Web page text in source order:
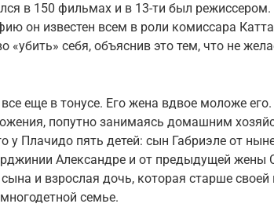
в 150 фильмах и в 13-ти был
он известен всем в роли комиссара
«убить» себя, объяснив это тем, что не
все еще в тонусе. Его жена вдвое моложе
попутно занимаясь домашним
у Плачидо пять детей: сын Габриэле от
Александре и от предыдущей жены
и взрослая дочь, которая старше
семье.